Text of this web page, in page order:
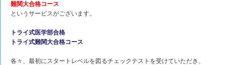
難関大合格コース
というサービスがございます。
トライ式医学部合格
トライ式難関大合格コース
各々、最初にスタートレベルを図るチェックテストを受けていただき、